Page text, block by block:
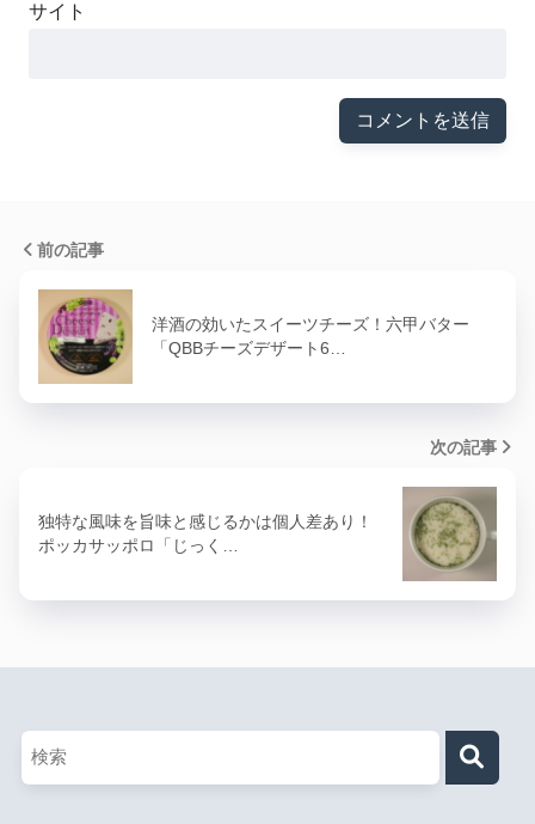
サイト
前の記事
洋酒の効いたスイーツチーズ！六甲バター
「QBBチーズデザート6…
次の記事
独特な風味を旨味と感じるかは個人差あり！
ポッカサッポロ「じっく…